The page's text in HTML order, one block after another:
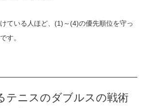
ている人ほど、(1)～(4)の優先順位を守っ
す。
テニスのダブルスの戦術